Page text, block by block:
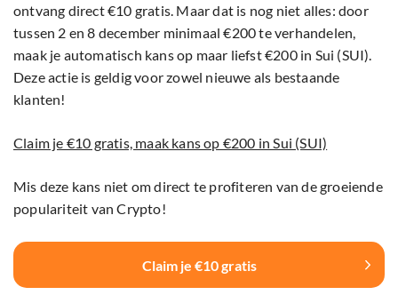
ontvang direct €10 gratis. Maar dat is nog niet alles: door
tussen 2 en 8 december minimaal €200 te verhandelen,
maak je automatisch kans op maar liefst €200 in Sui (SUI).
Deze actie is geldig voor zowel nieuwe als bestaande
klanten!
Claim je €10 gratis, maak kans op €200 in Sui (SUI)
Mis deze kans niet om direct te profiteren van de groeiende
populariteit van Crypto!
Claim je €10 gratis